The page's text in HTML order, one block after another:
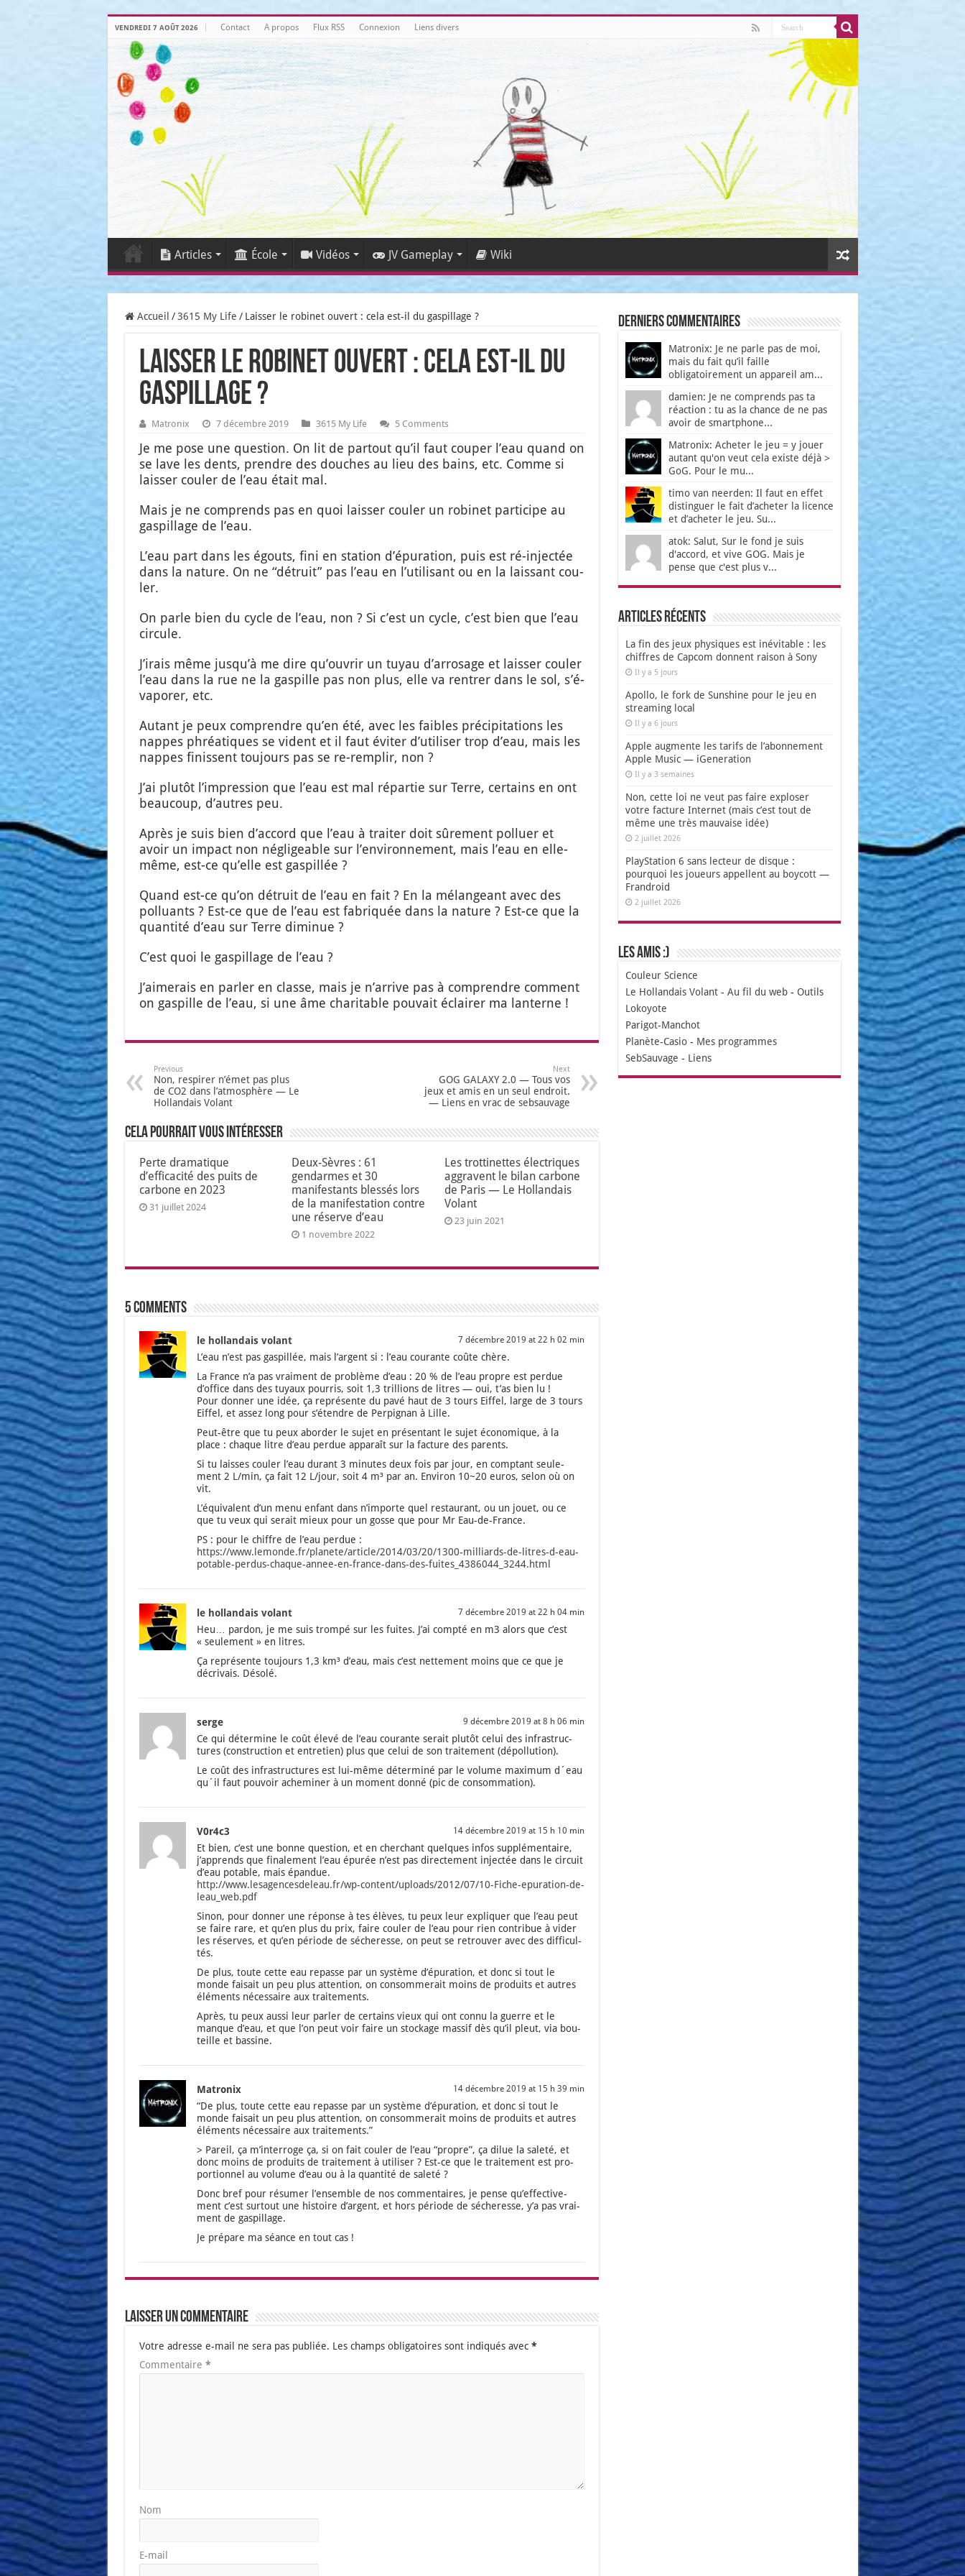
VENDREDI 7 AOÛT 2026 Contact A propos Flux RSS Connexion Liens divers
Articles École Vidéos JV Gameplay Wiki
Accueil / 3615 My Life / Laisser le robinet ouvert : cela est-il du gaspillage ?
Laisser le robinet ouvert : cela est-il du
gaspillage ?
Matronix 7 décembre 2019 3615 My Life 5 Comments
Je me pose une ques­tion. On lit de par­tout qu’il faut cou­per l’eau quand on
se lave les dents, prendre des douches au lieu des bains, etc. Comme si
lais­ser cou­ler de l’eau était mal.
Mais je ne com­prends pas en quoi lais­ser cou­ler un robi­net par­ti­cipe au
gas­pillage de l’eau.
L’eau part dans les égouts, fini en sta­tion d’é­pu­ra­tion, puis est ré-injec­tée
dans la nature. On ne “détruit” pas l’eau en l’u­ti­li­sant ou en la lais­sant cou­
ler.
On parle bien du cycle de l’eau, non ? Si c’est un cycle, c’est bien que l’eau
cir­cule.
J’i­rais même jus­qu’à me dire qu’ou­vrir un tuyau d’ar­ro­sage et lais­ser cou­ler
l’eau dans la rue ne la gas­pille pas non plus, elle va ren­trer dans le sol, s’é­
va­po­rer, etc.
Autant je peux com­prendre qu’en été, avec les faibles pré­ci­pi­ta­tions les
nappes phréa­tiques se vident et il faut évi­ter d’u­ti­li­ser trop d’eau, mais les
nappes finissent tou­jours pas se re-rem­plir, non ?
J’ai plu­tôt l’im­pres­sion que l’eau est mal répar­tie sur Terre, cer­tains en ont
beau­coup, d’autres peu.
Après je suis bien d’ac­cord que l’eau à trai­ter doit sûre­ment pol­luer et
avoir un impact non négli­geable sur l’en­vi­ron­ne­ment, mais l’eau en elle-
même, est-ce qu’elle est gas­pillée ?
Quand est-ce qu’on détruit de l’eau en fait ? En la mélan­geant avec des
pol­luants ? Est-ce que de l’eau est fabri­quée dans la nature ? Est-ce que la
quan­ti­té d’eau sur Terre dimi­nue ?
C’est quoi le gas­pillage de l’eau ?
J’ai­me­rais en par­ler en classe, mais je n’ar­rive pas à com­prendre com­ment
on gas­pille de l’eau, si une âme cha­ri­table pou­vait éclai­rer ma lan­terne !
Previous
Non, respirer n’émet pas plus
de CO2 dans l’atmosphère — Le
Hollandais Volant
Next
GOG GALAXY 2.0 — Tous vos
jeux et amis en un seul endroit.
— Liens en vrac de sebsauvage
Cela pourrait vous intéresser
Perte dramatique
d’efficacité des puits de
carbone en 2023
31 juillet 2024
Deux-Sèvres : 61
gendarmes et 30
manifestants blessés lors
de la manifestation contre
une réserve d’eau
1 novembre 2022
Les trottinettes électriques
aggravent le bilan carbone
de Paris — Le Hollandais
Volant
23 juin 2021
5 comments
le hollandais volant 7 décembre 2019 at 22 h 02 min
L’eau n’est pas gas­pillée, mais l’argent si : l’eau cou­rante coûte chère.
La France n’a pas vrai­ment de pro­blème d’eau : 20 % de l’eau propre est per­due
d’office dans des tuyaux pour­ris, soit 1,3 tril­lions de litres — oui, t’as bien lu !
Pour don­ner une idée, ça repré­sente du pavé haut de 3 tours Eif­fel, large de 3 tours
Eif­fel, et assez long pour s’étendre de Per­pi­gnan à Lille.
Peut-être que tu peux abor­der le sujet en pré­sen­tant le sujet éco­no­mique, à la
place : chaque litre d’eau per­due appa­raît sur la fac­ture des parents.
Si tu laisses cou­ler l’eau durant 3 minutes deux fois par jour, en comp­tant seule­
ment 2 L/min, ça fait 12 L/jour, soit 4 m³ par an. Envi­ron 10~20 euros, selon où on
vit.
L’équivalent d’un menu enfant dans n’importe quel res­tau­rant, ou un jouet, ou ce
que tu veux qui serait mieux pour un gosse que pour Mr Eau-de-France.
PS : pour le chiffre de l’eau per­due :
https://www.lemonde.fr/planete/article/2014/03/20/1300-milliards-de-litres-d-eau-
potable-perdus-chaque-annee-en-france-dans-des-fuites_4386044_3244.html
le hollandais volant 7 décembre 2019 at 22 h 04 min
Heu… par­don, je me suis trom­pé sur les fuites. J’ai comp­té en m3 alors que c’est
« seule­ment » en litres.
Ça repré­sente tou­jours 1,3 km³ d’eau, mais c’est net­te­ment moins que ce que je
décri­vais. Déso­lé.
serge 9 décembre 2019 at 8 h 06 min
Ce qui déter­mine le coût éle­vé de l’eau cou­rante serait plu­tôt celui des infra­struc­
tures (construc­tion et entre­tien) plus que celui de son trai­te­ment (dépol­lu­tion).
Le coût des infra­struc­tures est lui-même déter­mi­né par le volume maxi­mum d´eau
qu´il faut pou­voir ache­mi­ner à un moment don­né (pic de consom­ma­tion).
V0r4c3 14 décembre 2019 at 15 h 10 min
Et bien, c’est une bonne ques­tion, et en cher­chant quelques infos sup­plé­men­taire,
j’ap­prends que fina­le­ment l’eau épu­rée n’est pas direc­te­ment injec­tée dans le cir­cuit
d’eau potable, mais épan­due.
http://www.lesagencesdeleau.fr/wp-content/uploads/2012/07/10-Fiche-epuration-de-
leau_web.pdf
Sinon, pour don­ner une réponse à tes élèves, tu peux leur expli­quer que l’eau peut
se faire rare, et qu’en plus du prix, faire cou­ler de l’eau pour rien contri­bue à vider
les réserves, et qu’en période de séche­resse, on peut se retrou­ver avec des dif­fi­cul­
tés.
De plus, toute cette eau repasse par un sys­tème d’é­pu­ra­tion, et donc si tout le
monde fai­sait un peu plus atten­tion, on consom­me­rait moins de pro­duits et autres
élé­ments néces­saire aux trai­te­ments.
Après, tu peux aus­si leur par­ler de cer­tains vieux qui ont connu la guerre et le
manque d’eau, et que l’on peut voir faire un sto­ckage mas­sif dès qu’il pleut, via bou­
teille et bas­sine.
Matronix 14 décembre 2019 at 15 h 39 min
“De plus, toute cette eau repasse par un sys­tème d’épuration, et donc si tout le
monde fai­sait un peu plus atten­tion, on consom­me­rait moins de pro­duits et autres
élé­ments néces­saire aux trai­te­ments.”
> Pareil, ça m’in­ter­roge ça, si on fait cou­ler de l’eau “propre”, ça dilue la sale­té, et
donc moins de pro­duits de trai­te­ment à uti­li­ser ? Est-ce que le trai­te­ment est pro­
por­tion­nel au volume d’eau ou à la quan­ti­té de sale­té ?
Donc bref pour résu­mer l’en­semble de nos com­men­taires, je pense qu’ef­fec­ti­ve­
ment c’est sur­tout une his­toire d’argent, et hors période de séche­resse, y’a pas vrai­
ment de gas­pillage.
Je pré­pare ma séance en tout cas !
Laisser un commentaire
Votre adresse e-mail ne sera pas publiée. Les champs obligatoires sont indiqués avec *
Commentaire *
Nom
E-mail
Derniers Commentaires
Matronix: Je ne parle pas de moi,
mais du fait qu’il faille
obligatoirement un appareil am...
damien: Je ne comprends pas ta
réaction : tu as la chance de ne pas
avoir de smartphone...
Matronix: Acheter le jeu = y jouer
autant qu'on veut cela existe déjà >
GoG. Pour le mu...
timo van neerden: Il faut en effet
distinguer le fait d’acheter la licence
et d’acheter le jeu. Su...
atok: Salut, Sur le fond je suis
d'accord, et vive GOG. Mais je
pense que c'est plus v...
Articles récents
La fin des jeux physiques est inévitable : les
chiffres de Capcom donnent raison à Sony
Il y a 5 jours
Apollo, le fork de Sunshine pour le jeu en
streaming local
Il y a 6 jours
Apple augmente les tarifs de l’abonnement
Apple Music — iGeneration
Il y a 3 semaines
Non, cette loi ne veut pas faire exploser
votre facture Internet (mais c’est tout de
même une très mauvaise idée)
2 juillet 2026
PlayStation 6 sans lecteur de disque :
pourquoi les joueurs appellent au boycott —
Frandroid
2 juillet 2026
Les amis :)
Couleur Science
Le Hollandais Volant- Au fil du web- Outils
Lokoyote
Parigot-Manchot
Planète-Casio- Mes programmes
SebSauvage - Liens